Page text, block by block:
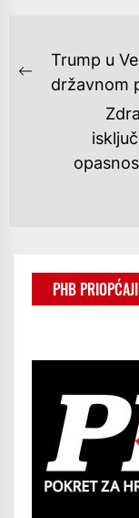
NAVIGACIJA
OBJAVA
Previous
Trump u
državnom
PHB PRIOPĆAJI